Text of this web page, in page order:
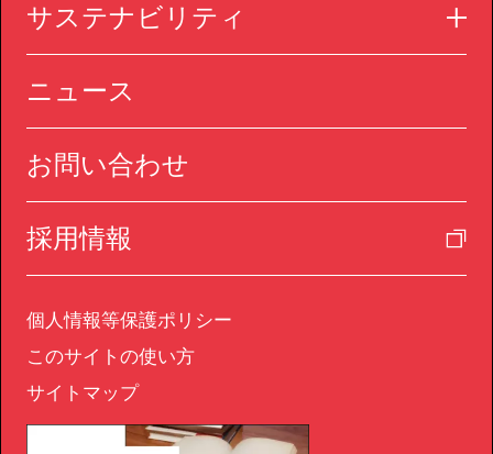
サステナビリティ
ニュース
お問い合わせ
採用情報
個人情報等保護ポリシー
このサイトの使い方
サイトマップ